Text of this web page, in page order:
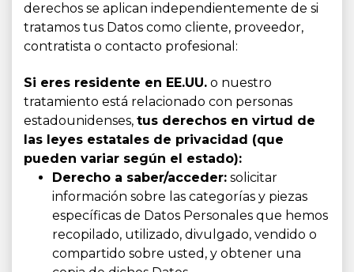
derechos se aplican independientemente de si
tratamos tus Datos como cliente, proveedor,
contratista o contacto profesional:
Si eres residente en EE.UU. o nuestro
tratamiento está relacionado con personas
estadounidenses, tus derechos en virtud de
las leyes estatales de privacidad (que
pueden variar según el estado):
Derecho a saber/acceder: solicitar
información sobre las categorías y piezas
específicas de Datos Personales que hemos
recopilado, utilizado, divulgado, vendido o
compartido sobre usted, y obtener una